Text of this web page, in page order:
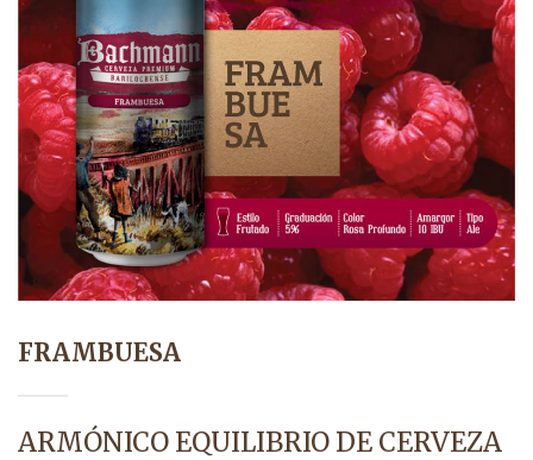
FRAMBUESA
ARMÓNICO EQUILIBRIO DE CERVEZA